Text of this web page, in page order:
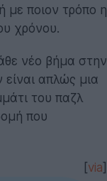
ποιον τρόπο η
χρόνου.
νέο βήμα στην
απλώς μια
του παζλ
που
via